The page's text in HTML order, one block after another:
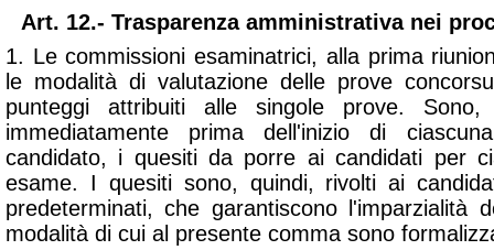
Art. 12.- Trasparenza amministrativa nei
1. Le commissioni esaminatrici, alla prima
le modalità di valutazione delle prove
punteggi attribuiti alle singole prove. Sono,
immediatamente prima dell'inizio di
candidato, i quesiti da porre ai candidati per
esame. I quesiti sono, quindi, rivolti ai
predeterminati, che garantiscono l'imparzialità
modalità di cui al presente comma sono